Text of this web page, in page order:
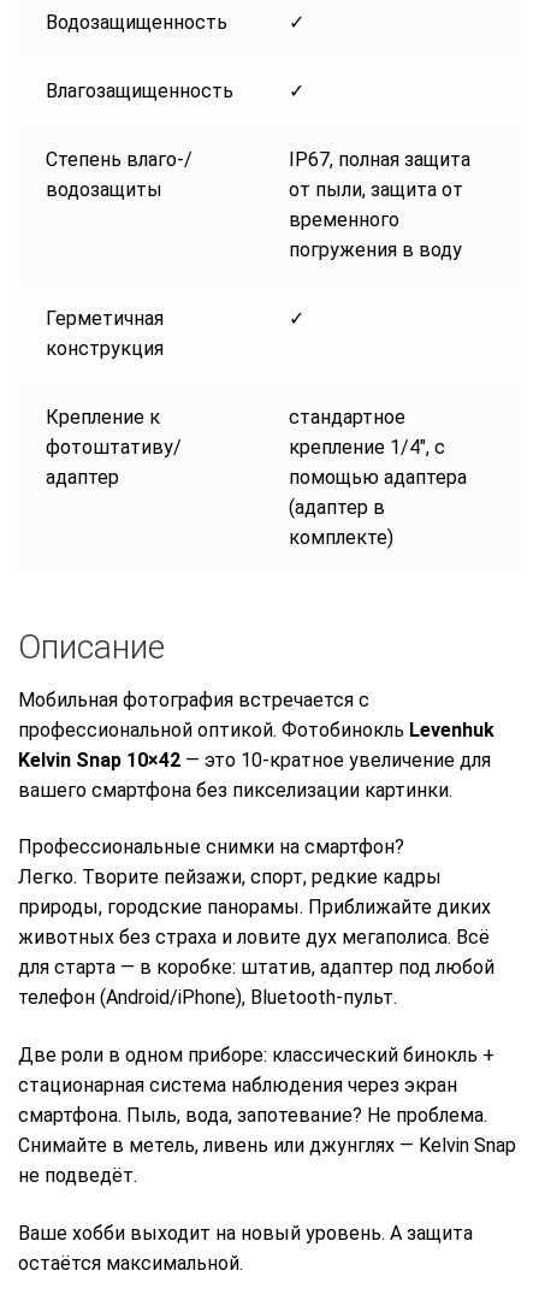
Водозащищенность ✓
Влагозащищенность ✓
Степень влаго-/
водозащиты
IP67, полная защита
от пыли, защита от
временного
погружения в воду
Герметичная
конструкция
✓
Крепление к
фотоштативу/
адаптер
стандартное
крепление 1/4″, с
помощью адаптера
(адаптер в
комплекте)
Описание
Мобильная фотография встречается с
профессиональной оптикой. Фотобинокль Levenhuk
Kelvin Snap 10×42 — это 10-кратное увеличение для
вашего смартфона без пикселизации картинки.
Профессиональные снимки на смартфон?
Легко. Творите пейзажи, спорт, редкие кадры
природы, городские панорамы. Приближайте диких
животных без страха и ловите дух мегаполиса. Всё
для старта — в коробке: штатив, адаптер под любой
телефон (Android/iPhone), Bluetooth-пульт.
Две роли в одном приборе: классический бинокль +
стационарная система наблюдения через экран
смартфона. Пыль, вода, запотевание? Не проблема.
Снимайте в метель, ливень или джунглях — Kelvin Snap
не подведёт.
Ваше хобби выходит на новый уровень. А защита
остаётся максимальной.